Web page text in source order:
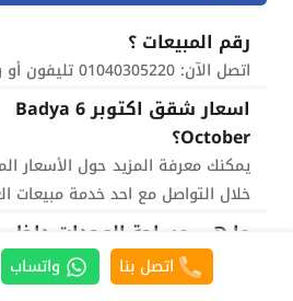
رقم المبيعات ؟
اتصل الآن: 01040305220 تليفون أو واتساب
اسعار شقق اكتوبر Badya 6
October؟
يمكنك معرفة المزيد حول الأسعار
خلال التواصل مع احد خدمة مبيعات العملاء
ما هي مساحة الوحدات داخل
المشروع؟
تبدأ من 85 متر مربع وتصل إلى 500 متر مربع.
اتصل بنا واتساب